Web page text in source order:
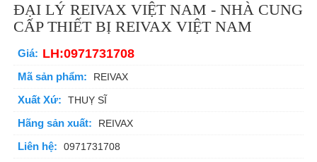
ĐẠI LÝ REIVAX VIỆT NAM - NHÀ CUNG
CẤP THIẾT BỊ REIVAX VIỆT NAM
Giá: LH:0971731708
Mã sản phẩm: REIVAX
Xuất Xứ: THUỴ SĨ
Hãng sản xuất: REIVAX
Liên hệ: 0971731708